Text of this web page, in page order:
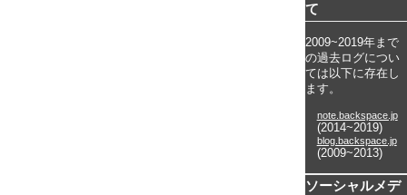
て
2009~2019年まで
の過去ログについ
ては以下に存在し
ます。
note.backspace.jp
(2014~2019)
blog.backspace.jp
(2009~2013)
ソーシャルメデ